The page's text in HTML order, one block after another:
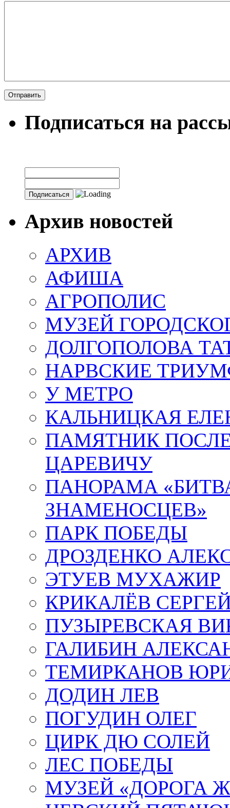
Подписаться на
Архив новостей
АРХИВ
АФИША
АГРОПОЛИС
МУЗЕЙ
ДОЛГОПОЛОВА
НАРВСКИЕ
У МЕТРО
КАЛЬНИЦКАЯ
ПАМЯТНИК
ЦАРЕВИЧУ
ПАНОРАМА
ЗНАМЕНОСЦЕВ»
ПАРК ПОБЕДЫ
ДРОЗДЕНКО
ЭТУЕВ МУХАЖИР
КРИКАЛЁВ
ПУЗЫРЕВСКАЯ
ГАЛИБИН
ТЕМИРКАНОВ
ДОДИН ЛЕВ
ПОГУДИН ОЛЕГ
ЦИРК ДЮ СОЛЕЙ
ЛЕС ПОБЕДЫ
МУЗЕЙ «ДОРОГА